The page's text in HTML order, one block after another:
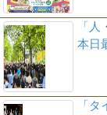
「
本日
「